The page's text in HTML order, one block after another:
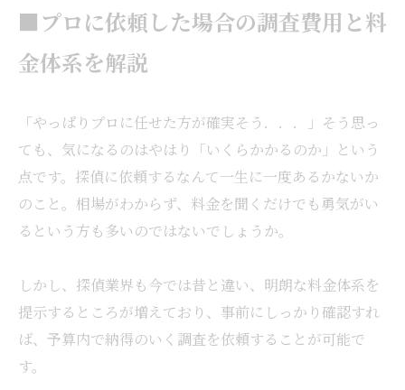
■プロに依頼した場合の調査費用と料
金体系を解説
「やっぱりプロに任せた方が確実そう．．．」そう思っ
ても、気になるのはやはり「いくらかかるのか」という
点です。探偵に依頼するなんて一生に一度あるかないか
のこと。相場がわからず、料金を聞くだけでも勇気がい
るという方も多いのではないでしょうか。
しかし、探偵業界も今では昔と違い、明朗な料金体系を
提示するところが増えており、事前にしっかり確認すれ
ば、予算内で納得のいく調査を依頼することが可能で
す。